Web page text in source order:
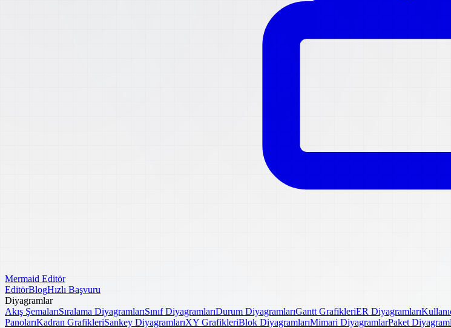
Mermaid Editör
EditörBlogHızlı Başvuru
Diyagramlar
Akış ŞemalarıSıralama DiyagramlarıSınıf DiyagramlarıDurum DiyagramlarıGantt GrafikleriER Diyagramları
PanolarıKadran GrafikleriSankey DiyagramlarıXY GrafikleriBlok DiyagramlarıMimari DiyagramlarPaket